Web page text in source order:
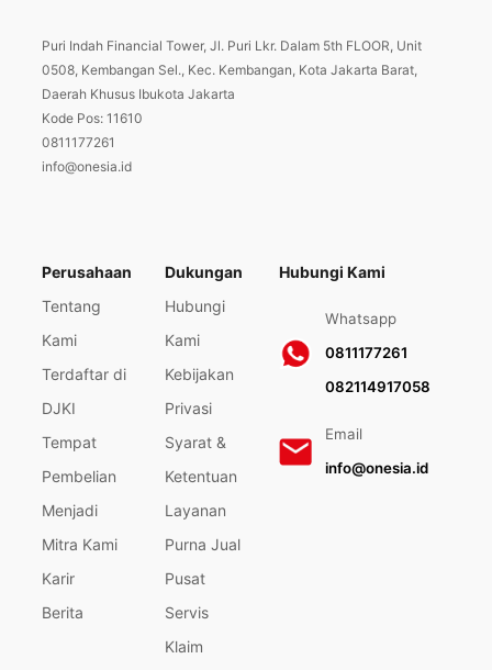
Puri Indah Financial Tower, Jl. Puri Lkr. Dalam 5th FLOOR, Unit
0508, Kembangan Sel., Kec. Kembangan, Kota Jakarta Barat,
Daerah Khusus Ibukota Jakarta
Kode Pos: 11610
0811177261
info@onesia.id
Perusahaan
Tentang
Kami
Terdaftar di
DJKI
Tempat
Pembelian
Menjadi
Mitra Kami
Karir
Berita
Dukungan
Hubungi
Kami
Kebijakan
Privasi
Syarat &
Ketentuan
Layanan
Purna Jual
Pusat
Servis
Klaim
Hubungi Kami
Whatsapp
0811177261
082114917058
Email
info@onesia.id